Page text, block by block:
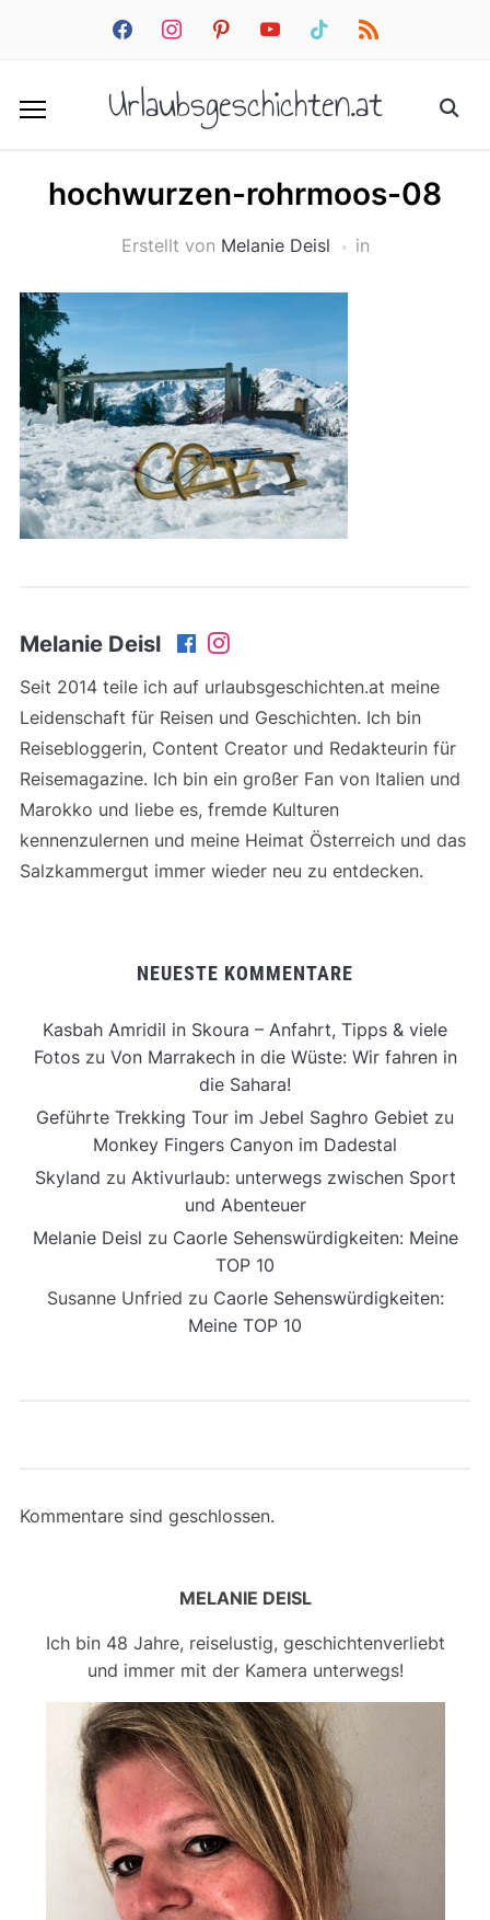
facebookinstagrampinterestyoutube tiktok rss
Urlaubsgeschichten.at
hochwurzen-rohrmoos-08
Erstellt von Melanie Deisl in
Melanie Deisl
Seit 2014 teile ich auf urlaubsgeschichten.at meine
Leidenschaft für Reisen und Geschichten. Ich bin
Reisebloggerin, Content Creator und Redakteurin für
Reisemagazine. Ich bin ein großer Fan von Italien und
Marokko und liebe es, fremde Kulturen
kennenzulernen und meine Heimat Österreich und das
Salzkammergut immer wieder neu zu entdecken.
NEUESTE KOMMENTARE
Kasbah Amridil in Skoura – Anfahrt, Tipps & viele
Fotoszu Von Marrakech in die Wüste: Wir fahren in
die Sahara!
Geführte Trekking Tour im Jebel Saghro Gebiet zu
Monkey Fingers Canyon im Dadestal
Skyland zu Aktivurlaub: unterwegs zwischen Sport
und Abenteuer
Melanie Deisl zu Caorle Sehenswürdigkeiten: Meine
TOP 10
Susanne Unfried zu Caorle Sehenswürdigkeiten:
Meine TOP 10
Kommentare sind geschlossen.
MELANIE DEISL
Ich bin 48 Jahre, reiselustig, geschichtenverliebt
und immer mit der Kamera unterwegs!